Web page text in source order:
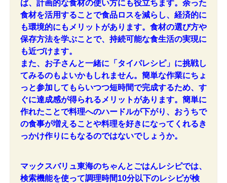
ば、計画的な食材の使い方にも役立ちます。余った
食材を活用することで食品ロスを減らし、経済的に
も環境的にもメリットがあります。食材の選び方や
保存方法を学ぶことで、持続可能な食生活の実現に
も近づけます。
また、お子さんと一緒に「タイパレシピ」に挑戦し
てみるのもよいかもしれません。簡単な作業にちょ
っと参加してもらいつつ短時間で完成するため、す
ぐに達成感が得られるメリットがあります。簡単に
作れたことで料理へのハードルが下がり、おうちで
の食事が増えることや料理を好きになってくれるき
っかけ作りにもなるのではないでしょうか。
マックスバリュ東海のちゃんとごはんレシピでは、
検索機能を使って調理時間10分以下のレシピが検